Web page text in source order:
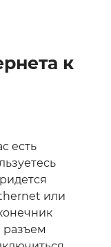
к
есть
или
разъем